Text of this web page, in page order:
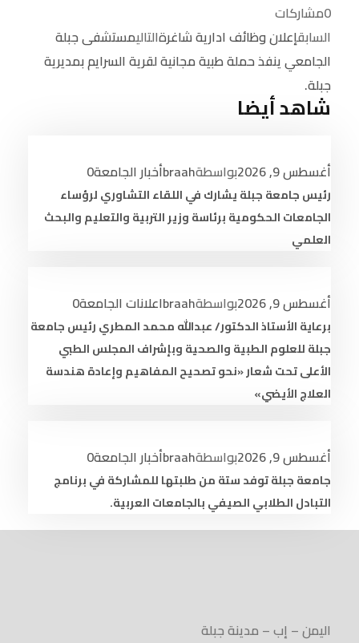
0مشاركات
السابقإعلان وظائف ادارية شاغرةالتاليمستشفى جبلة
الجامعي ينفذ حملة طبية مجانية لقرية السرايم بمديرية
جبلة.
شاهد أيضا
أغسطس 9, 2026 بواسطةbraahأخبار الجامعة0
رئيس جامعة جبلة يشارك في اللقاء التشاوري لرؤساء
الجامعات الحكومية برئاسة وزير التربية والتعليم والبحث
العلمي
أغسطس 9, 2026 بواسطةbraahاعلانات الجامعة0
برعاية الأستاذ الدكتور/ عبدالله محمد المطري رئيس جامعة
جبلة للعلوم الطبية والصحية وبإشراف المجلس الطبي
الأعلى تحت شعار «نحو تصحيح المفاهيم وإعادة هندسة
العلاج الأيضي»
أغسطس 9, 2026 بواسطةbraahأخبار الجامعة0
جامعة جبلة توفد ستة من طلبتها للمشاركة في برنامج
التبادل الطلابي الصيفي بالجامعات العربية.
اليمن – إب – مدينة جبلة